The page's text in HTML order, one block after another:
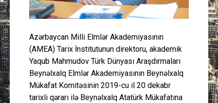
Layihə
Gündəm
Cəmiyyət
Peşə etikası
Azərbaycan Milli Elmlər Akademiyasının
(AMEA) Tarix İnstitutunun direktoru, akademik
Yaqub Mahmudov Türk Dünyası Araşdırmaları
Beynəlxalq Elmlər Akademiyasının Beynəlxalq
Mükafat Komitəsinin 2019-cu il 20 dekabr
tarixli qərarı ilə Beynəlxalq Atatürk Mükafatına